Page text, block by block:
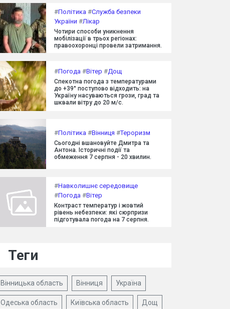
#Політика #Служба безпеки
України #Лікар
Чотири способи уникнення
мобілізації в трьох регіонах:
правоохоронці провели затримання.
#Погода #Вітер #Дощ
Спекотна погода з температурами
до +39° поступово відходить: на
Україну насуваються грози, град та
шквали вітру до 20 м/с.
#Політика #Вінниця #Тероризм
Сьогодні вшановуйте Дмитра та
Антона. Історичні події та
обмеження 7 серпня - 20 хвилин.
#Навколишнє середовище
#Погода #Вітер
Контраст температур і жовтий
рівень небезпеки: які сюрпризи
підготувала погода на 7 серпня.
Теги
Вінницька область Вінниця Україна
Одеська область Київська область Дощ